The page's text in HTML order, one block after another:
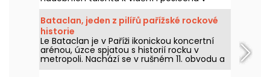
idylickém prostředí. Zde je program
bezplatných koncertů k objevení od 24.
června do 6. září 2026!
Bataclan, jeden z pilířů pařížské rockové
historie
Le Bataclan je v Paříži ikonickou koncertní
arénou, úzce spjatou s historií rocku v
metropoli. Nachází se v rušném 11. obvodu a
zůstává ikonickým místem pařížské hudební